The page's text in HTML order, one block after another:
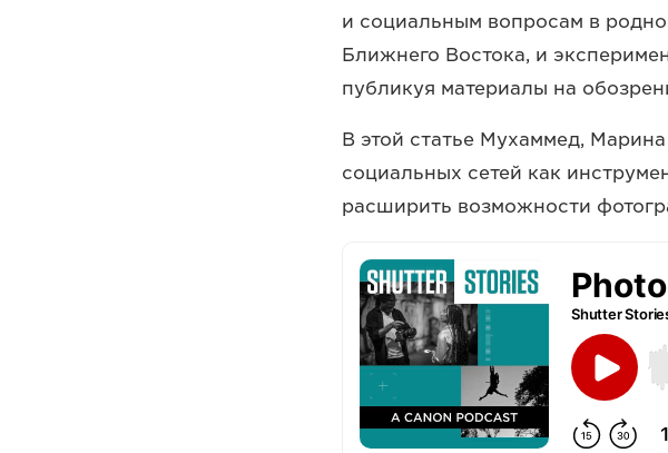
и социальным вопросам в
Ближнего Востока, и
публикуя материалы на
В этой статье Мухаммед,
социальных сетей как
расширить возможности